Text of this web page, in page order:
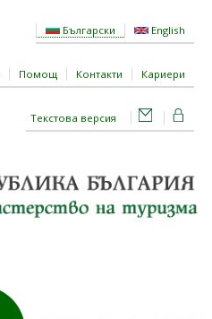
Български English
Помощ Контакти Кариери
Текстова версия